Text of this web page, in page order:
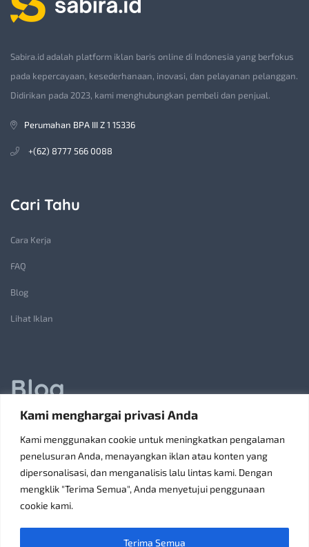
Kami menghargai privasi Anda
Kami menggunakan cookie untuk meningkatkan pengalaman
penelusuran Anda, menayangkan iklan atau konten yang
dipersonalisasi, dan menganalisis lalu lintas kami. Dengan
mengklik "Terima Semua", Anda menyetujui penggunaan
cookie kami.
Terima Semua
Sabira.id adalah platform iklan baris online di Indonesia yang berfokus
pada kepercayaan, kesederhanaan, inovasi, dan pelayanan pelanggan.
Didirikan pada 2023, kami menghubungkan pembeli dan penjual.
Perumahan BPA III Z 1 15336
+(62) 8777 566 0088
Cari Tahu
Cara Kerja
FAQ
Blog
Lihat Iklan
Blog
Jasa Pembuatan Lift Barang: Solusi Transportasi Vertikal
Receiving Parcels and Mail at a Rented Room in Singapore
6 Tips Pilih Oven Listrik Terbaik Sesuai Kebutuhan
Konsultan Pajak Bandung Jakarta Solusi Bisnis
Discoverypropertyid Solusi Website Properti Terbaik